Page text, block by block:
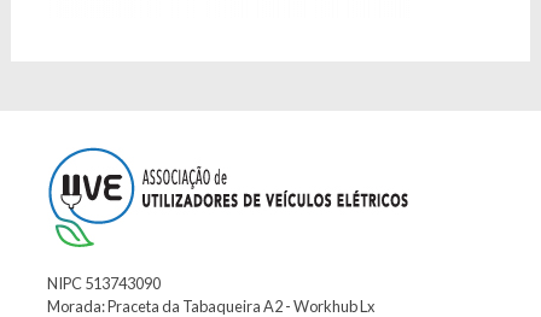
NIPC 513743090
Morada: Praceta da Tabaqueira A2 - Workhub Lx